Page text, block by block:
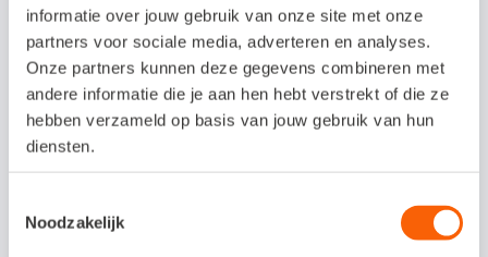
informatie over jouw gebruik van onze site met onze
partners voor sociale media, adverteren en analyses.
Onze partners kunnen deze gegevens combineren met
andere informatie die je aan hen hebt verstrekt of die ze
hebben verzameld op basis van jouw gebruik van hun
diensten.
Noodzakelijk
De leverancier van Cubus, Clearis, is
bereikbaar via e-mailadres
support@clearis.nl of via
telefoonnummer 0342 - 70 11 74.